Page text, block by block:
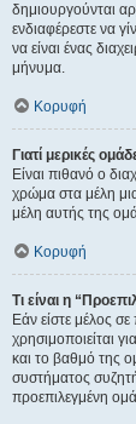
δημιουργούνται
ενδιαφέρεστε να
να είναι ένας
μήνυμα.
Κορυφή
Γιατί μερικές
Είναι πιθανό ο
χρώμα στα μέλη
μέλη αυτής της
Κορυφή
Τι είναι η
Εάν είστε μέλος
χρησιμοποιείται
και το βαθμό της
συστήματος
προεπιλεγμένη